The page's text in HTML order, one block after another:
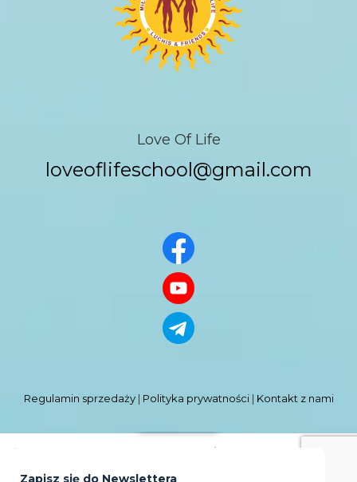
Love Of Life
loveoflifeschool@gmail.com
Regulamin sprzedaży| Polityka prywatności| Kontakt z nami
All rights reserved © 2026 Love of Life
Zapisz się do Newslettera